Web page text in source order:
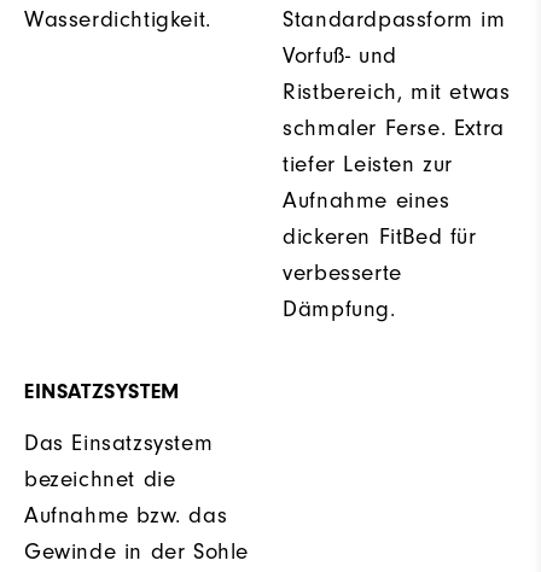
Wasserdichtigkeit.
Standardpassform im
Vorfuß- und
Ristbereich, mit etwas
schmaler Ferse. Extra
tiefer Leisten zur
Aufnahme eines
dickeren FitBed für
verbesserte
Dämpfung.
EINSATZSYSTEM
Das Einsatzsystem
bezeichnet die
Aufnahme bzw. das
Gewinde in der Sohle